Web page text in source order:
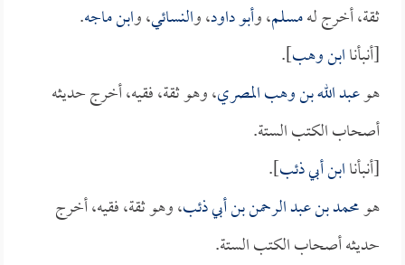
ثقة، أخرج لهمسلم، وأبو داود، والنسائي، وابن ماجه.
[أنبأناابن وهب].
هوعبد الله بن وهب المصري، وهو ثقة، فقيه، أخرج حديثه
أصحاب الكتب الستة.
[أنبأناابن أبي ذئب].
هومحمد بن عبد الرحمن بن أبي ذئب، وهو ثقة، فقيه، أخرج
حديثه أصحاب الكتب الستة.